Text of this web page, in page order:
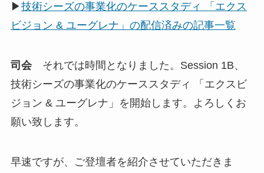
▶技術シーズの事業化のケーススタディ 「エクス
ビジョン & ユーグレナ」の配信済みの記事一覧
司会それでは時間となりました。Session 1B、
技術シーズの事業化のケーススタディ 「エクスビ
ジョン & ユーグレナ」を開始します。よろしくお
願い致します。
早速ですが、ご登壇者を紹介させていただきま